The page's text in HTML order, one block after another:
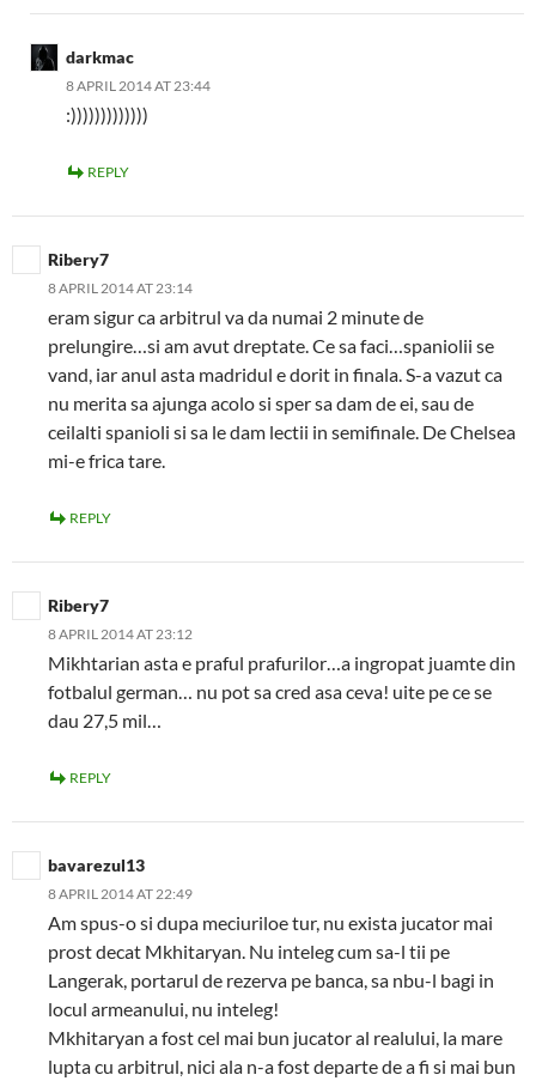
darkmac
8 APRIL 2014 AT 23:44
:)))))))))))))
REPLY
Ribery7
8 APRIL 2014 AT 23:14
eram sigur ca arbitrul va da numai 2 minute de
prelungire…si am avut dreptate. Ce sa faci…spaniolii se
vand, iar anul asta madridul e dorit in finala. S-a vazut ca
nu merita sa ajunga acolo si sper sa dam de ei, sau de
ceilalti spanioli si sa le dam lectii in semifinale. De Chelsea
mi-e frica tare.
REPLY
Ribery7
8 APRIL 2014 AT 23:12
Mikhtarian asta e praful prafurilor…a ingropat juamte din
fotbalul german… nu pot sa cred asa ceva! uite pe ce se
dau 27,5 mil…
REPLY
bavarezul13
8 APRIL 2014 AT 22:49
Am spus-o si dupa meciuriloe tur, nu exista jucator mai
prost decat Mkhitaryan. Nu inteleg cum sa-l tii pe
Langerak, portarul de rezerva pe banca, sa nbu-l bagi in
locul armeanului, nu inteleg!
Mkhitaryan a fost cel mai bun jucator al realului, la mare
lupta cu arbitrul, nici ala n-a fost departe de a fi si mai bun